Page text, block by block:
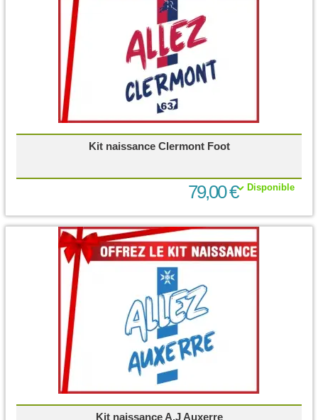
Kit naissance Clermont Foot
Disponible
79,00 €
Kit naissance A.J Auxerre